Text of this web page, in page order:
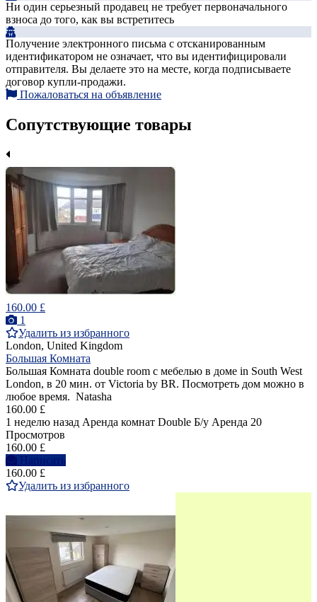
Ни один серьезный продавец не требует первоначального
взноса до того, как вы встретитесь
Получение электронного письма с отсканированным
идентификатором не означает, что вы идентифицировали
отправителя. Вы делаете это на месте, когда подписываете
договор купли-продажи.
Пожаловаться на объявление
Сопутствующие товары
160.00 £
1
Удалить из избранного
London, United Kingdom
Большая Комната
Большая Комната double room с мебелью в доме in South West
London, в 20 мин. от Victoria by BR. Посмотреть дом можно в
любое время. Natasha
160.00 £
1 неделю назад Аренда комнат Double Б/у Аренда 20
Просмотров
160.00 £
Написать
160.00 £
Удалить из избранного